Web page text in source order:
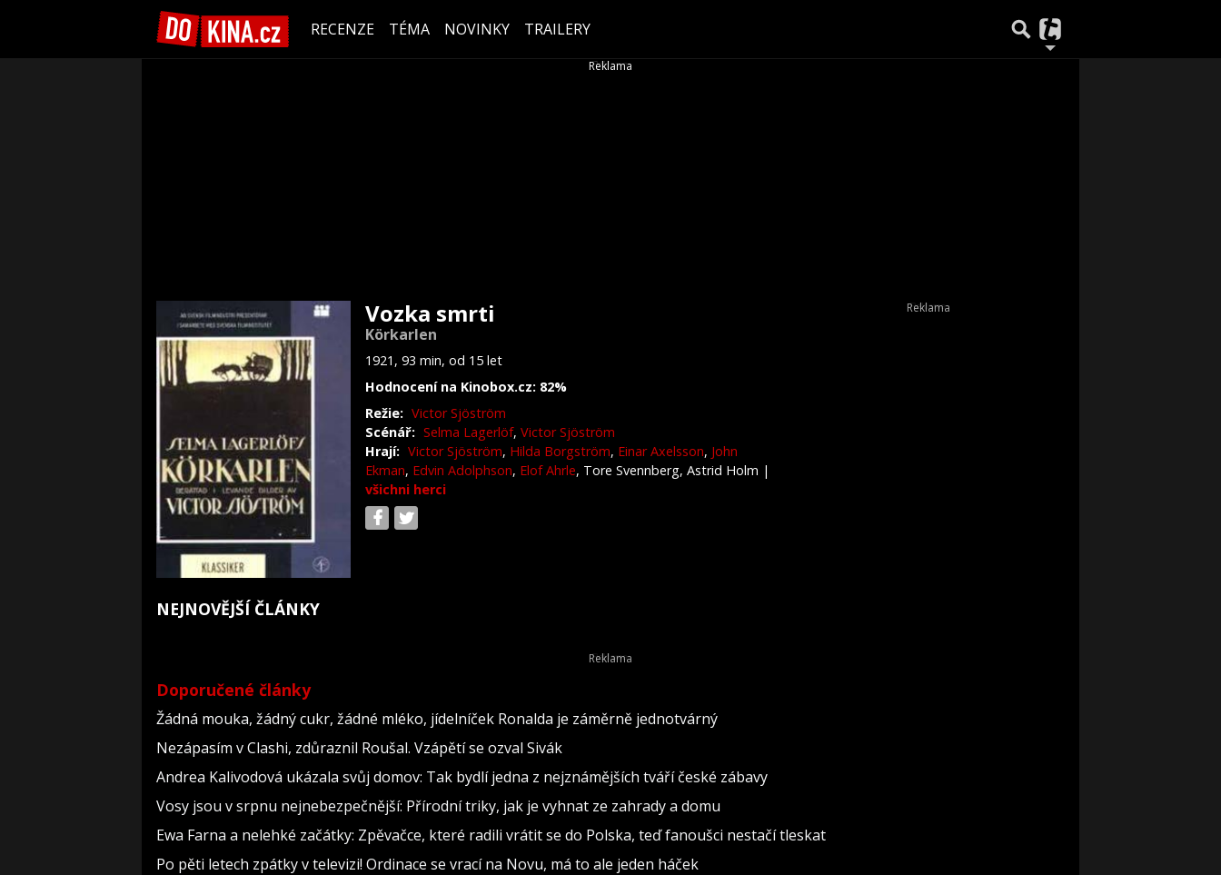
RECENZE TÉMA NOVINKY TRAILERY
Vozka smrti
Körkarlen
1921, 93 min, od 15 let
Hodnocení na Kinobox.cz: 82%
Režie: Victor Sjöström
Scénář: Selma Lagerlöf, Victor Sjöström
Hrají: Victor Sjöström, Hilda Borgström, Einar Axelsson, John
Ekman, Edvin Adolphson, Elof Ahrle, Tore Svennberg, Astrid Holm |
všichni herci
NEJNOVĚJŠÍ ČLÁNKY
Doporučené články
Žádná mouka, žádný cukr, žádné mléko, jídelníček Ronalda je záměrně jednotvárný
Nezápasím v Clashi, zdůraznil Roušal. Vzápětí se ozval Sivák
Andrea Kalivodová ukázala svůj domov: Tak bydlí jedna z nejznámějších tváří české zábavy
Vosy jsou v srpnu nejnebezpečnější: Přírodní triky, jak je vyhnat ze zahrady a domu
Ewa Farna a nelehké začátky: Zpěvačce, které radili vrátit se do Polska, teď fanoušci nestačí tleskat
Po pěti letech zpátky v televizi! Ordinace se vrací na Novu, má to ale jeden háček